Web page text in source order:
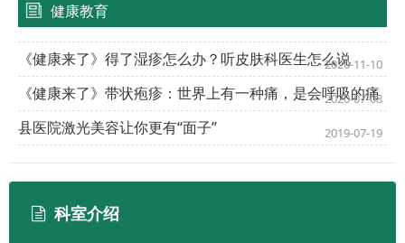
健康教育
《健康来了》得了湿疹怎么办？听皮肤科医生怎么说2020-11-10
《健康来了》带状疱疹：世界上有一种痛，是会呼吸的痛
2020-07-08
县医院激光美容让你更有“面子” 2019-07-19
科室介绍